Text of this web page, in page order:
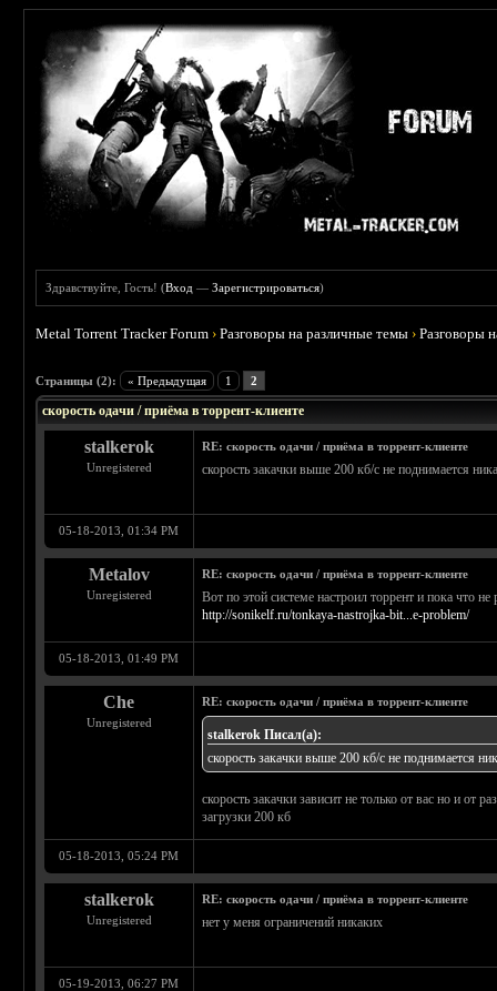
Здравствуйте, Гость! (Вход —Зарегистрироваться)
Metal Torrent Tracker Forum ›Разговоры на различные темы ›Разговоры
Страницы (2): « Предыдущая 1 2
скорость одачи / приёма в торрент-клиенте
stalkerok
Unregistered
RE: скорость одачи / приёма в торрент-клиенте
скорость закачки выше 200 кб/с не поднимается
05-18-2013, 01:34 PM
Metalov
Unregistered
RE: скорость одачи / приёма в торрент-клиенте
Вот по этой системе настроил торрент и пока что не
http://sonikelf.ru/tonkaya-nastrojka-bit...e-problem/
05-18-2013, 01:49 PM
Che
Unregistered
RE: скорость одачи / приёма в торрент-клиенте
stalkerok Писал(а):
скорость закачки выше 200 кб/с не поднимается
скорость закачки зависит не только от вас но и от
загрузки 200 кб
05-18-2013, 05:24 PM
stalkerok
Unregistered
RE: скорость одачи / приёма в торрент-клиенте
нет у меня ограничений никаких
05-19-2013, 06:27 PM